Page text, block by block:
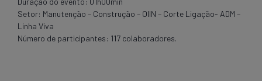
Setor: Manutenção – Construção – OIIN – ​​​​​​​​​​​​​​​​​​​​​​​​​​​​​​​​​​​​​​​​Corte Ligação- ADM –
Linha Viva
Número de participantes: 117 colaboradores.